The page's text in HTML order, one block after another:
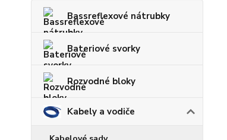
Bassreflexové nátrubky
Bateriové svorky
Rozvodné bloky
Kabely a vodiče